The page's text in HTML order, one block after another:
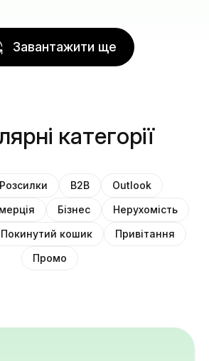
Завантажити ще
категорії
Розсилки B2B
Outlook
Бізнес
Нерухомість
Покинутий кошик
Привітання
Промо